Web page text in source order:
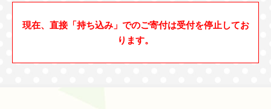
現在、直接「持ち込み」でのご寄付は受付を停止してお
ります。